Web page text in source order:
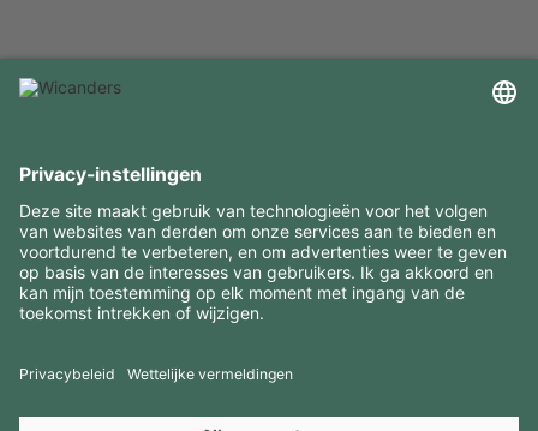
INTERESSANTE INFORMATIE
MIDDELEN
CONTACTEN
BEZOEK ONZE MERKEN